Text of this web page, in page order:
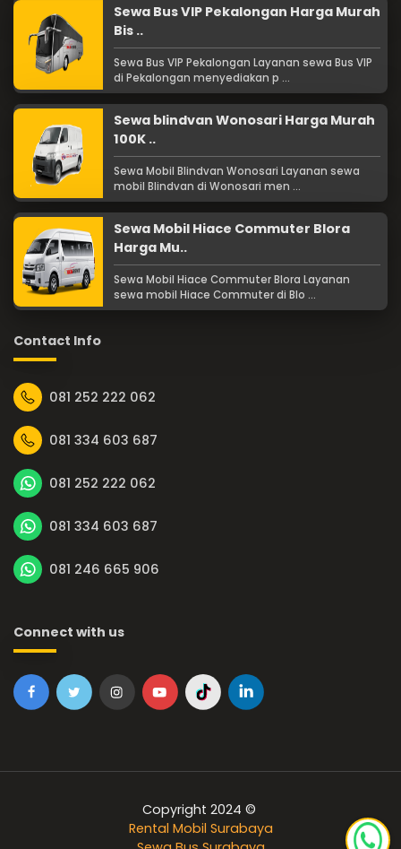
Sewa Bus VIP Pekalongan Harga Murah
Bis ..
Sewa Bus VIP Pekalongan Layanan sewa Bus VIP
di Pekalongan menyediakan p ...
Sewa blindvan Wonosari Harga Murah
100K ..
Sewa Mobil Blindvan Wonosari Layanan sewa
mobil Blindvan di Wonosari men ...
Sewa Mobil Hiace Commuter Blora
Harga Mu..
Sewa Mobil Hiace Commuter Blora Layanan
sewa mobil Hiace Commuter di Blo ...
Contact Info
081 252 222 062
081 334 603 687
081 252 222 062
081 334 603 687
081 246 665 906
Connect with us
Copyright 2024 ©
Rental Mobil Surabaya